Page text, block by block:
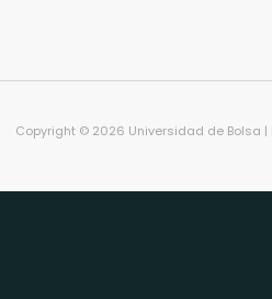
Copyright © 2026 Universidad de Bolsa |